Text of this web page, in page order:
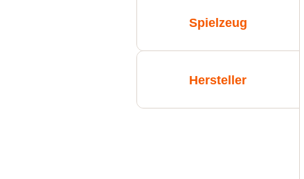
Spielzeug
Hersteller